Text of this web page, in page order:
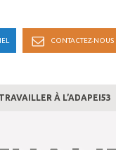
CONTACTEZ-NOUS
TRAVAILLER À L’ADAPEI53